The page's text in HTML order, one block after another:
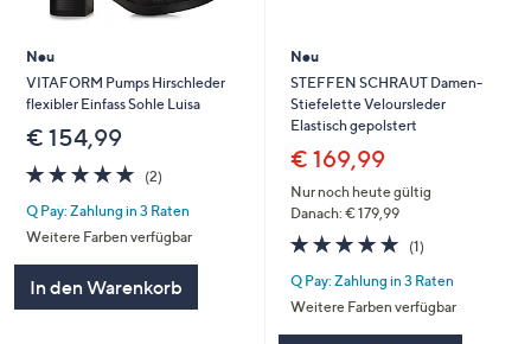
Neu
VITAFORM Pumps Hirschleder
flexibler Einfass Sohle Luisa
€ 154,99
5.0
von
5
(2)
Q Pay: Zahlung in 3 Raten
Weitere Farben verfügbar
In den Warenkorb
Neu
STEFFEN SCHRAUT Damen-
Stiefelette Veloursleder
Elastisch gepolstert
€ 169,99
Nur noch heute gültig
Danach: € 179,99
5.0
von
5
(1)1
Q Pay: Zahlung in 3 Raten
Weitere Farben verfügbar